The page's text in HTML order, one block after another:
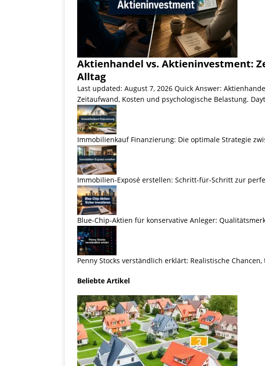
Aktienhandel vs. Aktieninvestment:
Alltag
Last updated: August 7, 2026 Quick Answer:
Zeitaufwand, Kosten und psychologische Belastung.
Immobilienkauf Finanzierung: Die optimale Strategie
Immobilien-Exposé erstellen: Schritt-für-Schritt zur
Blue-Chip-Aktien für konservative Anleger:
Penny Stocks verständlich erklärt: Realistische
Beliebte Artikel